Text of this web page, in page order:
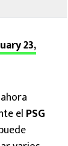
23,
el PSG